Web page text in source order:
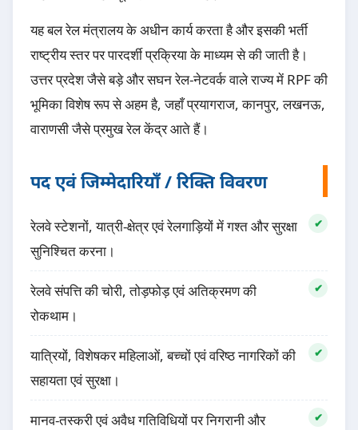
यह बल रेल मंत्रालय के अधीन कार्य करता है और इसकी भर्ती
राष्ट्रीय स्तर पर पारदर्शी प्रक्रिया के माध्यम से की जाती है।
उत्तर प्रदेश जैसे बड़े और सघन रेल-नेटवर्क वाले राज्य में RPF की
भूमिका विशेष रूप से अहम है, जहाँ प्रयागराज, कानपुर, लखनऊ,
वाराणसी जैसे प्रमुख रेल केंद्र आते हैं।
पद एवं जिम्मेदारियाँ / रिक्ति विवरण
रेलवे स्टेशनों, यात्री-क्षेत्र एवं रेलगाड़ियों में गश्त और सुरक्षा
सुनिश्चित करना।
रेलवे संपत्ति की चोरी, तोड़फोड़ एवं अतिक्रमण की
रोकथाम।
यात्रियों, विशेषकर महिलाओं, बच्चों एवं वरिष्ठ नागरिकों की
सहायता एवं सुरक्षा।
मानव-तस्करी एवं अवैध गतिविधियों पर निगरानी और